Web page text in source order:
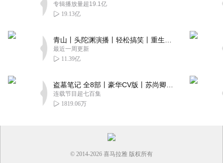
专辑播放量超19.1亿
19.13亿
最近一周更新
11.39亿
连载节目超七百集
1819.06万
© 2014-2026 喜马拉雅 版权所有